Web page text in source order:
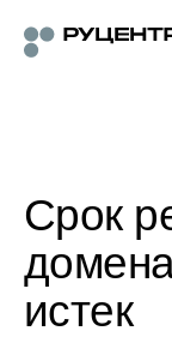
Срок
истек